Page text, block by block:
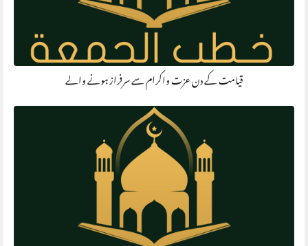
قیامت کے دن عزت واکرام سے سرفراز ہونے والے